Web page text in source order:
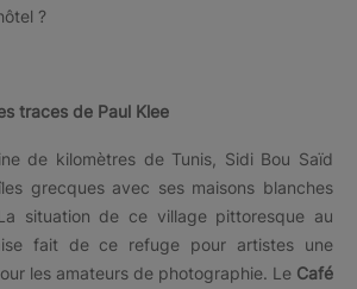
?
traces de Paul Klee
de kilomètres de Tunis, Sidi Bou Saïd
grecques avec ses maisons blanches
situation de ce village pittoresque au
fait de ce refuge pour artistes une
les amateurs de photographie. Le Café